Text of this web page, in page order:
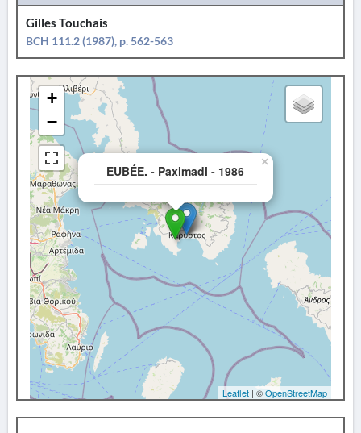
Gilles Touchais
BCH 111.2 (1987), p. 562-563
EUBÉE. - Paximadi - 1986
×
+
−
Leaflet | ©OpenStreetMap